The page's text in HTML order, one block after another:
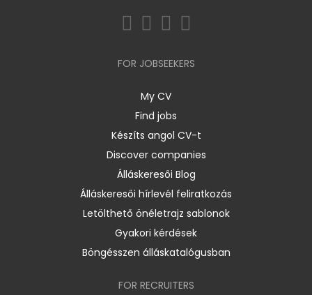
FOR JOBSEEKERS
My CV
Find jobs
Készíts angol CV-t
Discover companies
Álláskeresői Blog
Álláskeresői hírlevél feliratkozás
Letölthető önéletrajz sablonok
Gyakori kérdések
Böngésszen álláskatalógusban
FOR RECRUITERS